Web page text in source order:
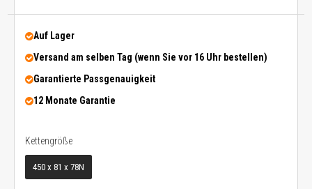
Auf Lager
Versand am selben Tag (wenn Sie vor 16 Uhr bestellen)
Garantierte Passgenauigkeit
12 Monate Garantie
KettengrößeKettengröße
450 x 81 x 78N